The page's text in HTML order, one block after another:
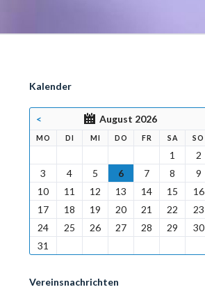
Kalender
< August 2026
MO NTAG
DI ENSTAG
MI TTWOCH
DO NNERSTAG
FR EITAG
SAMSTAG
SO
1
2
3
4 5 6 7 8
9
10
11 12 13 14 15
16
17
18 19 20 21 22
23
24
25 26 27 28 29
30
31
Vereinsnachrichten